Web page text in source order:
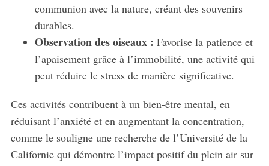
communion avec la nature, créant des souvenirs
durables.
Observation des oiseaux : Favorise la patience et
l’apaisement grâce à l’immobilité, une activité qui
peut réduire le stress de manière significative.
Ces activités contribuent à un bien-être mental, en
réduisant l’anxiété et en augmentant la concentration,
comme le souligne une recherche de l’Université de la
Californie qui démontre l’impact positif du plein air sur